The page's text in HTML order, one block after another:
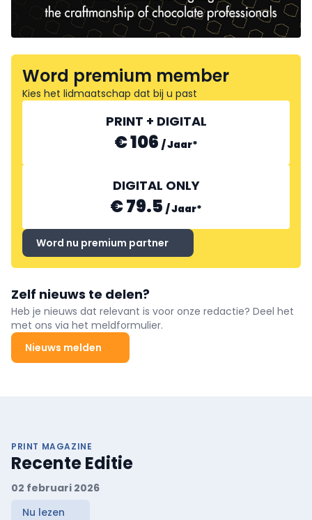
Word premium member
Kies het lidmaatschap dat bij u past
PRINT + DIGITAL
€ 106 /Jaar*
DIGITAL ONLY
€ 79.5 /Jaar*
Word nu premium partner
Zelf nieuws te delen?
Heb je nieuws dat relevant is voor onze redactie? Deel het
met ons via het meldformulier.
Nieuws melden
PRINT MAGAZINE
Recente Editie
02 februari 2026
Nu lezen